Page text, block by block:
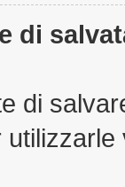
di
di